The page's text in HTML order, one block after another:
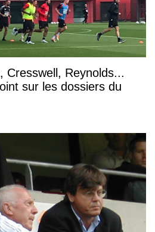
Cresswell, Reynolds...
sur les dossiers du